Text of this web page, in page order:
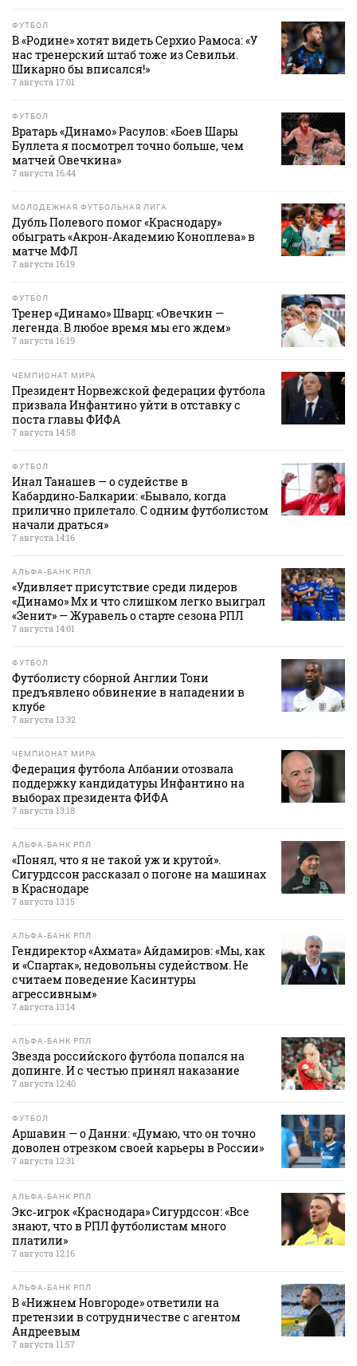
ФУТБОЛ
В «Родине» хотят видеть Серхио Рамоса: «У
нас тренерский штаб тоже из Севильи.
Шикарно бы вписался!»
7 августа 17:01
ФУТБОЛ
Вратарь «Динамо» Расулов: «Боев Шары
Буллета я посмотрел точно больше, чем
матчей Овечкина»
7 августа 16:44
МОЛОДЕЖНАЯ ФУТБОЛЬНАЯ ЛИГА
Дубль Полевого помог «Краснодару»
обыграть «Акрон‑Академию Коноплева» в
матче МФЛ
7 августа 16:19
ФУТБОЛ
Тренер «Динамо» Шварц: «Овечкин —
легенда. В любое время мы его ждем»
7 августа 16:19
ЧЕМПИОНАТ МИРА
Президент Норвежской федерации футбола
призвала Инфантино уйти в отставку с
поста главы ФИФА
7 августа 14:58
ФУТБОЛ
Инал Танашев — о судействе в
Кабардино‑Балкарии: «Бывало, когда
прилично прилетало. С одним футболистом
начали драться»
7 августа 14:16
АЛЬФА-БАНК РПЛ
«Удивляет присутствие среди лидеров
«Динамо» Мх и что слишком легко выиграл
«Зенит» — Журавель о старте сезона РПЛ
7 августа 14:01
ФУТБОЛ
Футболисту сборной Англии Тони
предъявлено обвинение в нападении в
клубе
7 августа 13:32
ЧЕМПИОНАТ МИРА
Федерация футбола Албании отозвала
поддержку кандидатуры Инфантино на
выборах президента ФИФА
7 августа 13:18
АЛЬФА-БАНК РПЛ
«Понял, что я не такой уж и крутой».
Сигурдссон рассказал о погоне на машинах
в Краснодаре
7 августа 13:15
АЛЬФА-БАНК РПЛ
Гендиректор «Ахмата» Айдамиров: «Мы, как
и «Спартак», недовольны судейством. Не
считаем поведение Касинтуры
агрессивным»
7 августа 13:14
АЛЬФА-БАНК РПЛ
Звезда российского футбола попался на
допинге. И с честью принял наказание
7 августа 12:40
ФУТБОЛ
Аршавин — о Данни: «Думаю, что он точно
доволен отрезком своей карьеры в России»
7 августа 12:31
АЛЬФА-БАНК РПЛ
Экс‑игрок «Краснодара» Сигурдссон: «Все
знают, что в РПЛ футболистам много
платили»
7 августа 12:16
АЛЬФА-БАНК РПЛ
В «Нижнем Новгороде» ответили на
претензии в сотрудничестве с агентом
Андреевым
7 августа 11:57